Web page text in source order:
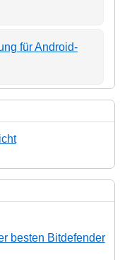
für Android-
besten Bitdefender